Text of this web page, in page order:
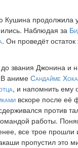
Кушина продолжила
Наблюдая за
. Он проведёт
звания Джонина и
аниме Сандайме
, и напомнить ему
вскоре после её
против
работы.
все трое прошли
пропустил это